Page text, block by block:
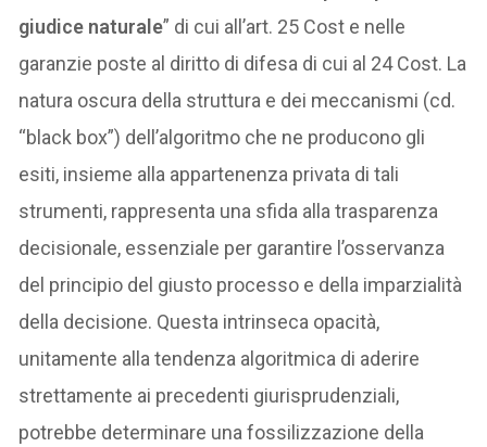
giudice naturale” di cui all’art. 25 Cost e nelle
garanzie poste al diritto di difesa di cui al 24 Cost. La
natura oscura della struttura e dei meccanismi (cd.
“black box”) dell’algoritmo che ne producono gli
esiti, insieme alla appartenenza privata di tali
strumenti, rappresenta una sfida alla trasparenza
decisionale, essenziale per garantire l’osservanza
del principio del giusto processo e della imparzialità
della decisione. Questa intrinseca opacità,
unitamente alla tendenza algoritmica di aderire
strettamente ai precedenti giurisprudenziali,
potrebbe determinare una fossilizzazione della